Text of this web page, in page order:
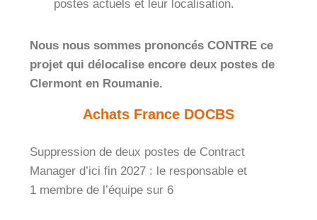
postes actuels et leur localisation.
Nous nous sommes prononcés CONTRE ce
projet qui délocalise encore deux postes de
Clermont en Roumanie.
Achats France DOCBS
Suppression de deux postes de Contract
Manager d’ici fin 2027 : le responsable et
1 membre de l’équipe sur 6